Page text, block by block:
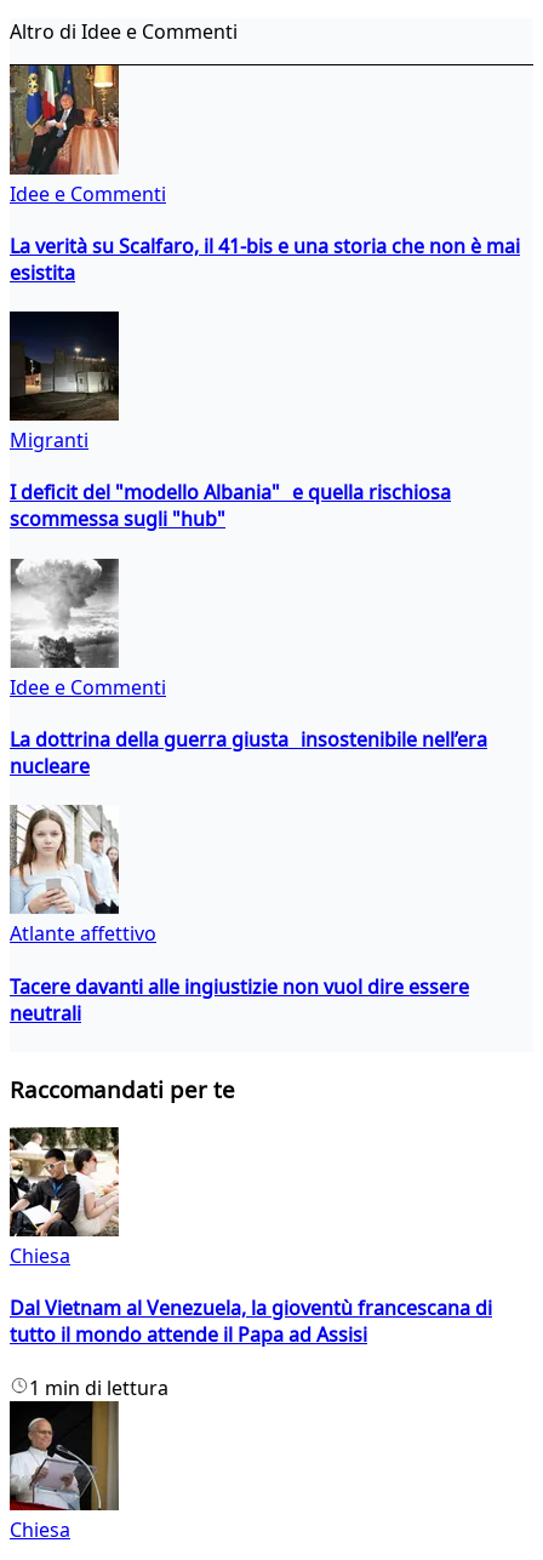
Altro di Idee e Commenti
Idee e Commenti
La verità su Scalfaro, il 41-bis e una storia che non è mai
esistita
Migranti
I deficit del "modello Albania" e quella rischiosa
scommessa sugli "hub"
Idee e Commenti
La dottrina della guerra giusta insostenibile nell’era
nucleare
Atlante affettivo
Tacere davanti alle ingiustizie non vuol dire essere
neutrali
Raccomandati per te
Chiesa
Dal Vietnam al Venezuela, la gioventù francescana di
tutto il mondo attende il Papa ad Assisi
1 min di lettura
Chiesa